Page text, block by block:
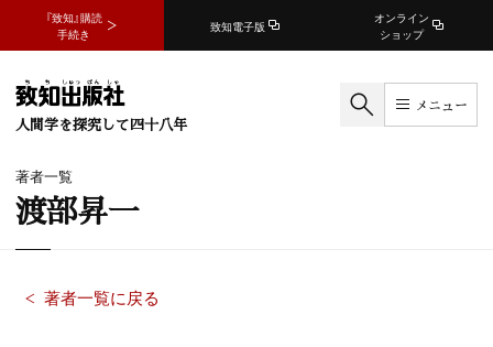
『致知』購読
手続き
致知電子版
オンライン
ショップ
人間学を探究して四十八年
メニュー
著者一覧
渡部昇一
著者一覧に戻る